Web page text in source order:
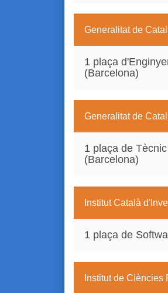
Generalitat de
1 plaça
(Barcelona)
Generalitat de
1 plaça de
(Barcelona)
Institut Català
1 plaça de
Institut de Ciències